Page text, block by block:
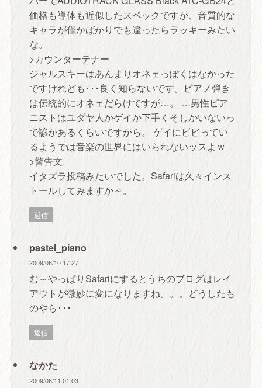
価格も導体も近似したスペックですが、音質的な
キャラが僅かばかりでも違ったらラッキーみたい
な。
>カウンターテナー
ジャルスキーはあんまりオネェっぽくはなかった
ですけれども･･･良く知らないです。ピアノ弾き
は伝統的にオネェだらけですが…。 …男性ピア
ニストはユダヤ人かゲイか下手くそしかいないっ
で諺があるくらいですから。 ゲイにビビってい
るようでは音楽の世界にはいられないッスよｗ
>警告文
イタズラ投稿みたいでした。Safariは久々インス
トールしてみますか～。
返信
pastel_piano
2009/06/10 17:27
む～やっぱりSafariにするとうちのブログはレイ
アウトが微妙に変になりますね。。。どうしたも
のやら･･･
返信
なかた
2009/06/11 01:03